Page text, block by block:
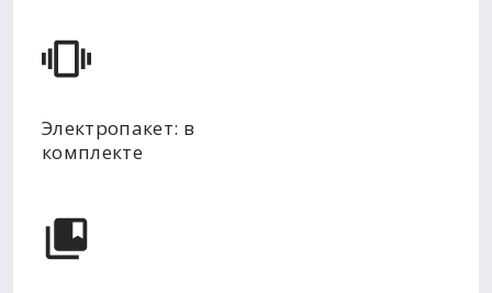
Электропакет: в
комплекте